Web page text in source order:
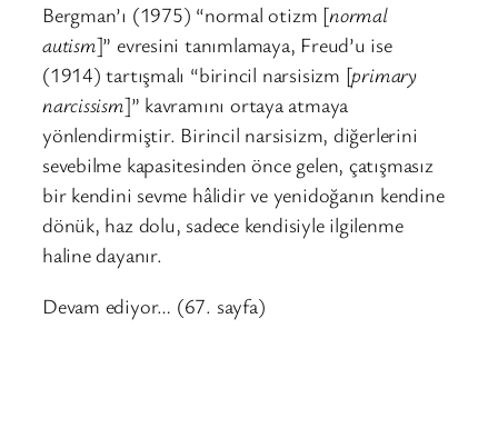
Bergman’ı (1975) “normal otizm [normal
autism]” evresini tanımlamaya, Freud’u ise
(1914) tartışmalı “birincil narsisizm [primary
narcissism]” kavramını ortaya atmaya
yönlendirmiştir. Birincil narsisizm, diğerlerini
sevebilme kapasitesinden önce gelen, çatışmasız
bir kendini sevme hâlidir ve yenidoğanın kendine
dönük, haz dolu, sadece kendisiyle ilgilenme
haline dayanır.
Devam ediyor… (67. sayfa)